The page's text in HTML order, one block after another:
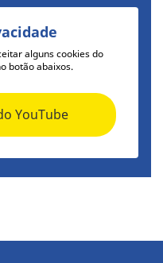
alguns cookies do
botão abaixos.
YouTube